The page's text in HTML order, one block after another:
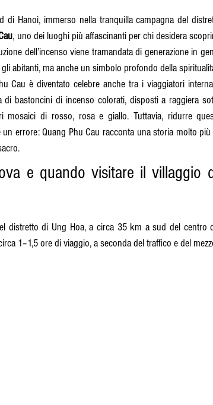
di Hanoi, immerso nella tranquilla campagna del
, uno dei luoghi più affascinanti per chi desidera
dell’incenso viene tramandata di generazione in
abitanti, ma anche un simbolo profondo della
Cau è diventato celebre anche tra i viaggiatori
di bastoncini di incenso colorati, disposti a raggiera
mosaici di rosso, rosa e giallo. Tuttavia, ridurre
un errore: Quang Phu Cau racconta una storia molto
e quando visitare il villaggio
distretto di Ung Hoa, a circa 35 km a sud del centro
1–1,5 ore di viaggio, a seconda del traffico e del